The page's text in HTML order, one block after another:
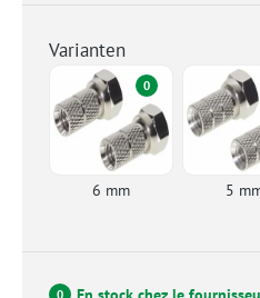
Varianten
0
6 mm 5